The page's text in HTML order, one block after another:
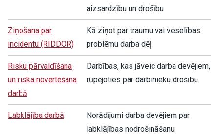
aizsardzību un drošību
Ziņošana par
incidentu (RIDDOR)
Kā ziņot par traumu vai veselības
problēmu darba dēļ
Risku pārvaldīšana
un riska novērtēšana
darbā
Darbības, kas jāveic darba devējiem,
rūpējoties par darbinieku drošību
Labklājība darbā
Norādījumi darba devējiem par
labklājības nodrošināšanu